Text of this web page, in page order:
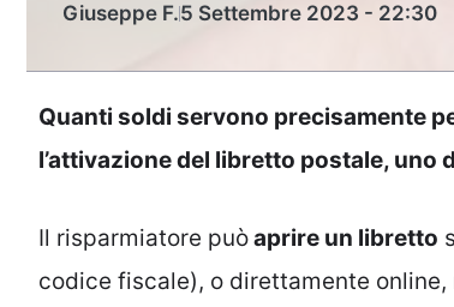
Giuseppe F.5 Settembre 2023 - 22:30
Quanti soldi servono precisamente
l’attivazione del libretto postale,
Il risparmiatore puòaprire un libretto
codice fiscale), o direttamente online,